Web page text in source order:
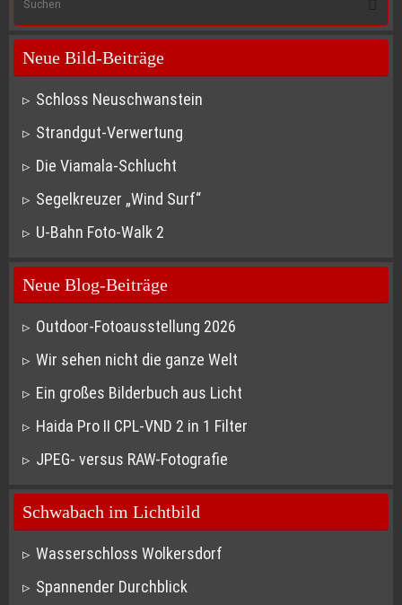
Neue Bild-Beiträge
Schloss Neuschwanstein
Strandgut-Verwertung
Die Viamala-Schlucht
Segelkreuzer „Wind Surf“
U-Bahn Foto-Walk 2
Neue Blog-Beiträge
Outdoor-Fotoausstellung 2026
Wir sehen nicht die ganze Welt
Ein großes Bilderbuch aus Licht
Haida Pro II CPL-VND 2 in 1 Filter
JPEG- versus RAW-Fotografie
Schwabach im Lichtbild
Wasserschloss Wolkersdorf
Spannender Durchblick